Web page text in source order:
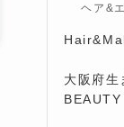
ヘア&
大阪府
BEAUTY